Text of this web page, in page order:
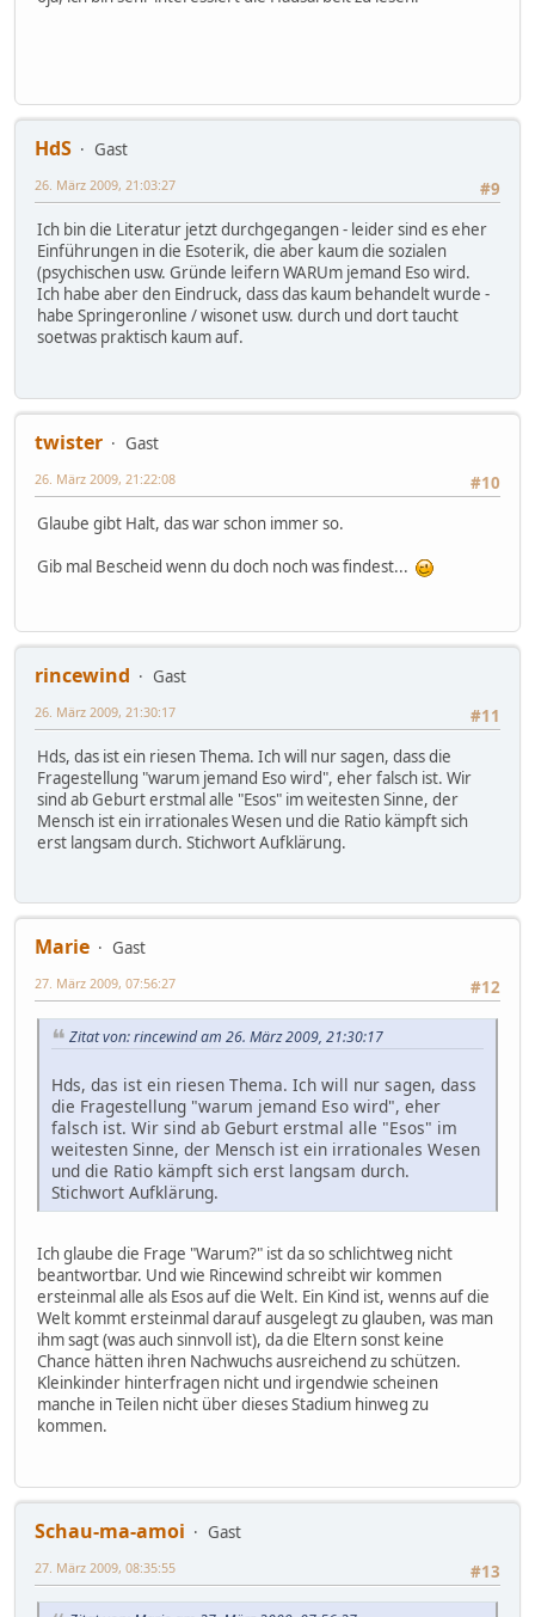
HdS
Gast
#9
26. März 2009, 21:03:27
Ich bin die Literatur jetzt durchgegangen - leider sind es eher
Einführungen in die Esoterik, die aber kaum die sozialen
(psychischen usw. Gründe leifern WARUm jemand Eso wird.
Ich habe aber den Eindruck, dass das kaum behandelt wurde -
habe Springeronline / wisonet usw. durch und dort taucht
soetwas praktisch kaum auf.
twister
Gast
#10
26. März 2009, 21:22:08
Glaube gibt Halt, das war schon immer so.
Gib mal Bescheid wenn du doch noch was findest...
rincewind
Gast
#11
26. März 2009, 21:30:17
Hds, das ist ein riesen Thema. Ich will nur sagen, dass die
Fragestellung "warum jemand Eso wird", eher falsch ist. Wir
sind ab Geburt erstmal alle "Esos" im weitesten Sinne, der
Mensch ist ein irrationales Wesen und die Ratio kämpft sich
erst langsam durch. Stichwort Aufklärung.
Marie
Gast
#12
27. März 2009, 07:56:27
Zitat von: rincewind am 26. März 2009, 21:30:17
Hds, das ist ein riesen Thema. Ich will nur sagen, dass
die Fragestellung "warum jemand Eso wird", eher
falsch ist. Wir sind ab Geburt erstmal alle "Esos" im
weitesten Sinne, der Mensch ist ein irrationales Wesen
und die Ratio kämpft sich erst langsam durch.
Stichwort Aufklärung.
Ich glaube die Frage "Warum?" ist da so schlichtweg nicht
beantwortbar. Und wie Rincewind schreibt wir kommen
ersteinmal alle als Esos auf die Welt. Ein Kind ist, wenns auf die
Welt kommt ersteinmal darauf ausgelegt zu glauben, was man
ihm sagt (was auch sinnvoll ist), da die Eltern sonst keine
Chance hätten ihren Nachwuchs ausreichend zu schützen.
Kleinkinder hinterfragen nicht und irgendwie scheinen
manche in Teilen nicht über dieses Stadium hinweg zu
kommen.
Schau-ma-amoi
Gast
#13
27. März 2009, 08:35:55